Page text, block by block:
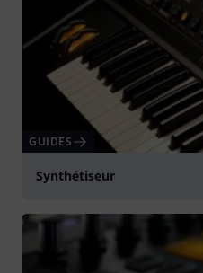
GUIDES
Synthétiseur